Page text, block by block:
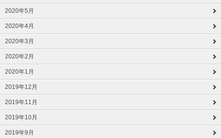
2020年5月
2020年4月
2020年3月
2020年2月
2020年1月
2019年12月
2019年11月
2019年10月
2019年9月